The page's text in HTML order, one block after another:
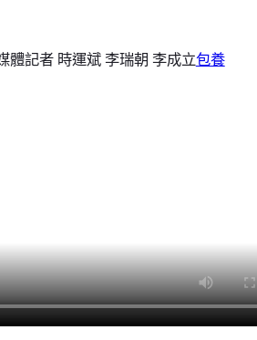
體記者 時運斌 李瑞朝 李成立包養